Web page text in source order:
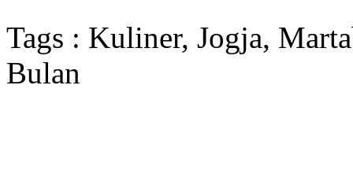
Tags : Kuliner, Jogja,
Bulan